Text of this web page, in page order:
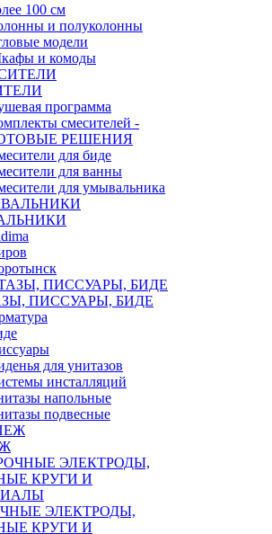
100 см
и полуколонны
модели
и комоды
программа
смесителей -
РЕШЕНИЯ
для биде
для ванны
для умывальника
ПИССУАРЫ, БИДЕ
для унитазов
инсталляций
напольные
подвесные
ЭЛЕКТРОДЫ,
КРУГИ И